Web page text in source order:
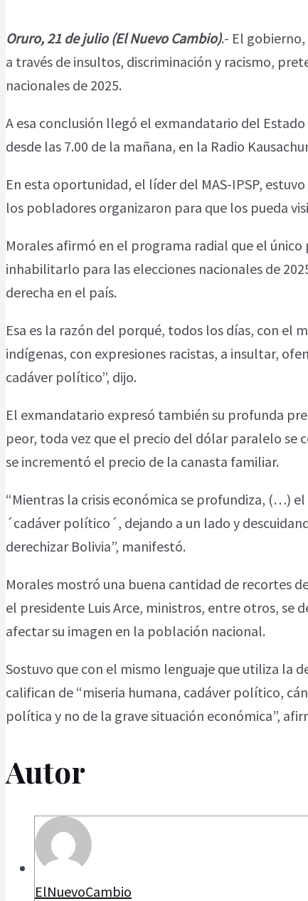
Oruro, 21 de julio (El Nuevo Cambio).- El gobierno,
a través de insultos, discriminación y racismo,
nacionales de 2025.
A esa conclusión llegó el exmandatario del
desde las 7.00 de la mañana, en la Radio
En esta oportunidad, el líder del MAS-IPSP,
los pobladores organizaron para que los pueda
Morales afirmó en el programa radial que el único
inhabilitarlo para las elecciones nacionales de
derecha en el país.
Esa es la razón del porqué, todos los días, con el
indígenas, con expresiones racistas, a insultar,
cadáver político”, dijo.
El exmandatario expresó también su profunda
peor, toda vez que el precio del dólar paralelo se
se incrementó el precio de la canasta familiar.
“Mientras la crisis económica se profundiza, (…)
´cadáver político´, dejando a un lado y
derechizar Bolivia”, manifestó.
Morales mostró una buena cantidad de recortes
el presidente Luis Arce, ministros, entre otros, se
afectar su imagen en la población nacional.
Sostuvo que con el mismo lenguaje que utiliza la
califican de “miseria humana, cadáver político,
política y no de la grave situación económica”,
Autor
ElNuevoCambio